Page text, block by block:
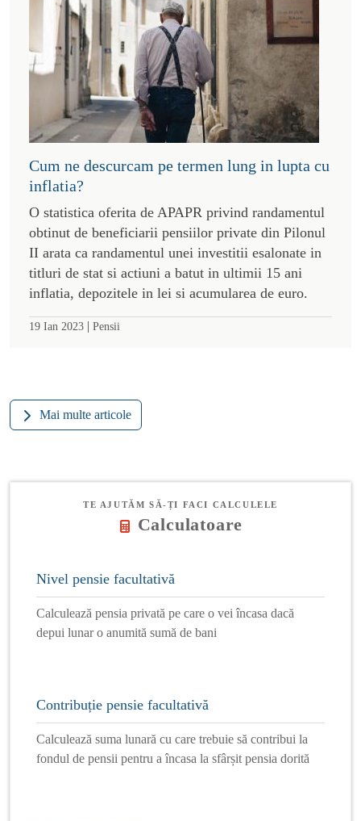
Cum ne descurcam pe termen lung in lupta cu
inflatia?
O statistica oferita de APAPR privind randamentul
obtinut de beneficiarii pensiilor private din Pilonul
II arata ca randamentul unei investitii esalonate in
titluri de stat si actiuni a batut in ultimii 15 ani
inflatia, depozitele in lei si acumularea de euro.
19 Ian 2023 | Pensii
Mai multe articole
TE AJUTĂM SĂ-ȚI FACI CALCULELE
Calculatoare
Nivel pensie facultativă
Calculează pensia privată pe care o vei încasa dacă
depui lunar o anumită sumă de bani
Contribuție pensie facultativă
Calculează suma lunară cu care trebuie să contribui la
fondul de pensii pentru a încasa la sfârșit pensia dorită